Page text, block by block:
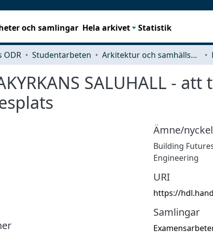
och samlingar Hela arkivet Statistik
ODR Studentarbeten Arkitektur och samhällsbyggnadsteknik (ACE)
SALUHALL -
Ämne/
Building
Engineering
URI
https://
Samlingar